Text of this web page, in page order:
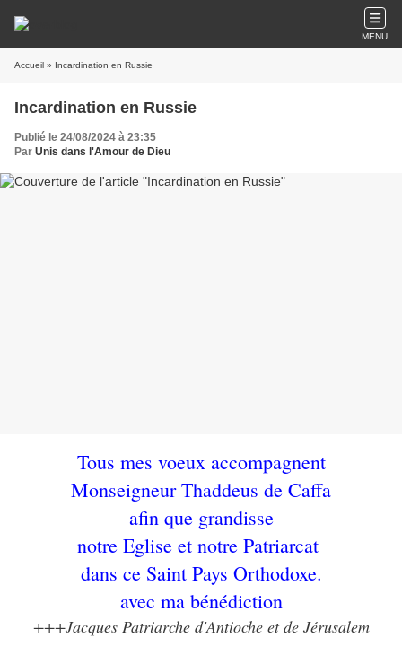
MENU
Accueil » Incardination en Russie
Incardination en Russie
Publié le 24/08/2024 à 23:35
Par Unis dans l'Amour de Dieu
Tous mes voeux accompagnent
Monseigneur Thaddeus de Caffa
afin que grandisse
notre Eglise et notre Patriarcat
dans ce Saint Pays Orthodoxe.
avec ma bénédiction
+++Jacques Patriarche d'Antioche et de Jérusalem